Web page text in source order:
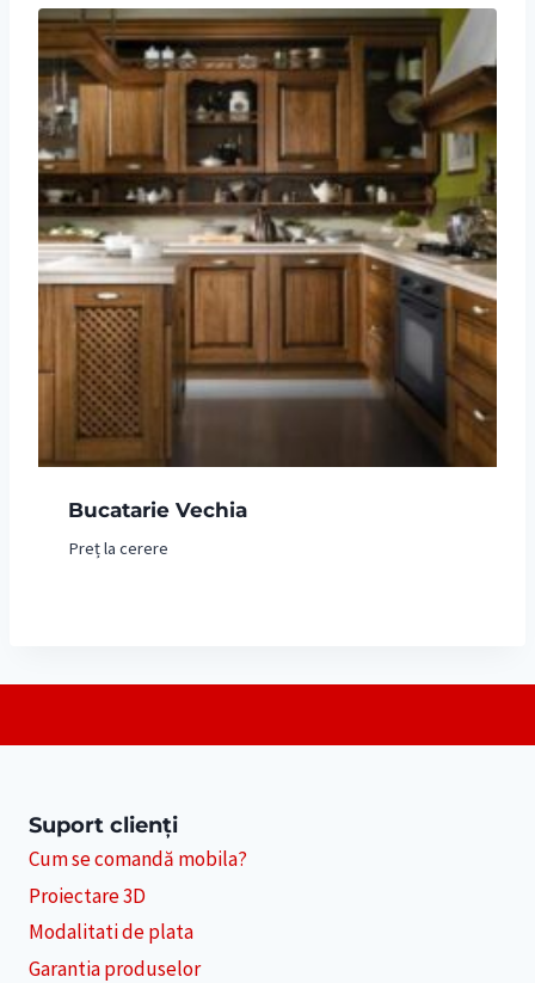
7,250 lei.
Bucatarie Vechia
Preț la cerere
Suport clienți
Cum se comandă mobila?
Proiectare 3D
Modalitati de plata
Garantia produselor